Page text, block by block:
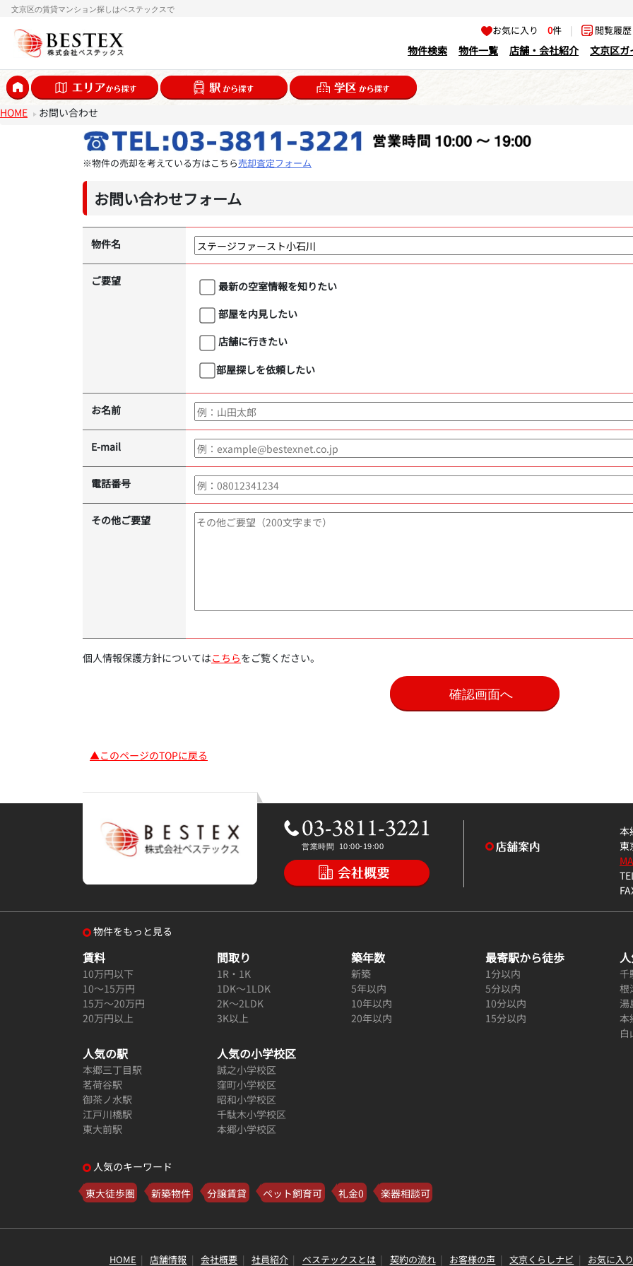
文京区の賃貸マンション探しはベステックスで
お気に入り0件 | 閲覧履
物件検索 物件一覧 店舗・会社紹介 文京区ガ
HOME お問い合わせ
※物件の売却を考えている方はこちら売却査定フォーム
お問い合わせフォーム
物件名
ご要望
最新の空室情報を知りたい
部屋を内見したい
店舗に行きたい
部屋探しを依頼したい
お名前
E-mail
電話番号
その他ご要望
個人情報保護方針についてはこちらをご覧ください。
▲このページのTOPに戻る
本
東
物件をもっと見る
賃料
10万円以下
10～15万円
15万～20万円
20万円以上
間取り
1R・1K
1DK～1LDK
2K～2LDK
3K以上
築年数
新築
5年以内
10年以内
20年以内
最寄駅から徒歩
1分以内
5分以内
10分以内
15分以内
千
根
湯
本
白
人気の駅
本郷三丁目駅
茗荷谷駅
御茶ノ水駅
江戸川橋駅
東大前駅
人気の小学校区
誠之小学校区
窪町小学校区
昭和小学校区
千駄木小学校区
本郷小学校区
人気のキーワード
東大徒歩圏
新築物件 分譲賃貸 ペット飼育可 礼金0 楽器相談可
HOME 店舗情報 会社概要 社員紹介 ベステックスとは 契約の流れ お客様の声 文京くらしナビ お気に入